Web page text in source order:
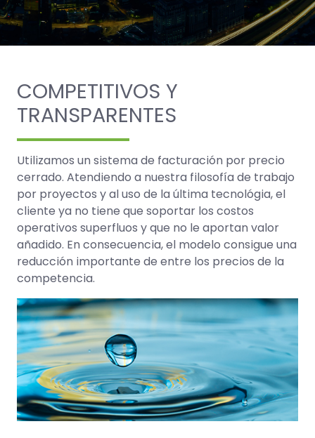
COMPETITIVOS Y
TRANSPARENTES
Utilizamos un sistema de facturación por precio
cerrado. Atendiendo a nuestra filosofía de trabajo
por proyectos y al uso de la última tecnológia, el
cliente ya no tiene que soportar los costos
operativos superfluos y que no le aportan valor
añadido. En consecuencia, el modelo consigue una
reducción importante de entre los precios de la
competencia.